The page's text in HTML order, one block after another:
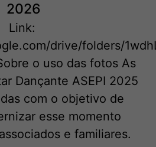
2026
Link:
drive/folders/
o uso das fotos As
Dançante ASEPI 2025
com o objetivo de
esse momento
e familiares.